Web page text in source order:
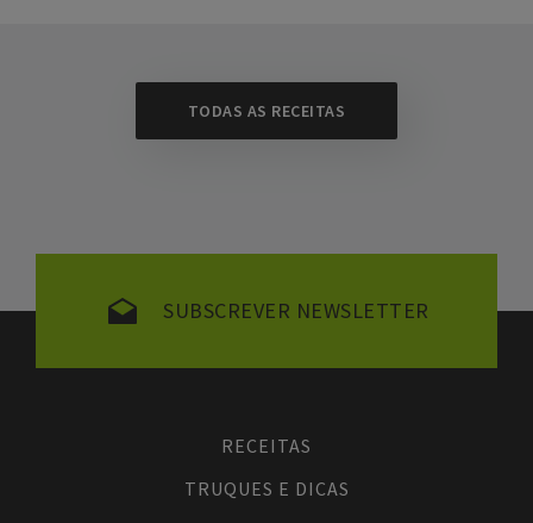
TODAS AS RECEITAS
SUBSCREVER NEWSLETTER
RECEITAS
TRUQUES E DICAS